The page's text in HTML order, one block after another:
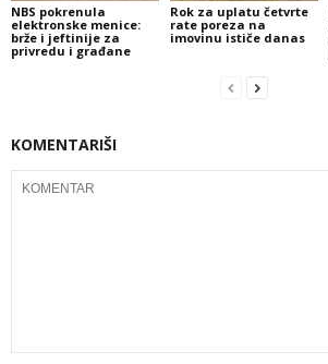
NBS pokrenula
elektronske menice:
brže i jeftinije za
privredu i građane
Rok za uplatu četvrte
rate poreza na
imovinu ističe danas
KOMENTARIŠI